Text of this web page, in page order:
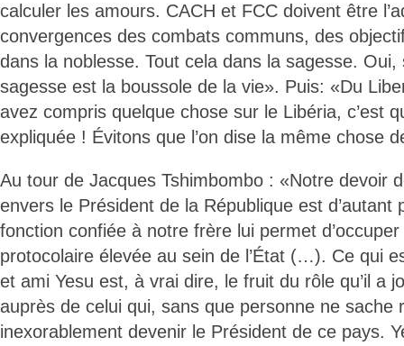
calculer les amours. CACH et FCC doivent être
convergences des combats communs, des
dans la noblesse. Tout cela dans la sagesse. Oui,
sagesse est la boussole de la vie». Puis: «Du
avez compris quelque chose sur le Libéria, c’est
expliquée ! Évitons que l’on dise la même chose
Au tour de Jacques Tshimbombo : «Notre devoir
envers le Président de la République est d’autant
fonction confiée à notre frère lui permet
protocolaire élevée au sein de l’État (…). Ce qui
et ami Yesu est, à vrai dire, le fruit du rôle qu’il a
auprès de celui qui, sans que personne ne sache
inexorablement devenir le Président de ce pays.